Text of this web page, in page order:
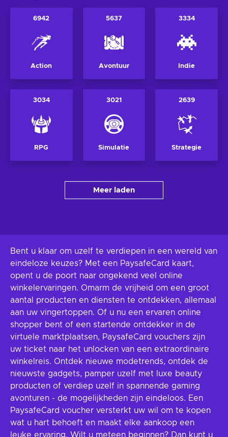
6942
Action
5637
Avontuur
3334
Indie
3034
RPG
3021
Simulatie
2639
Strategie
Meer laden
Bent u klaar om uzelf te verdiepen in een wereld van
eindeloze keuzes? Met een PaysafeCard kaart,
opent u de poort naar ongekend veel online
winkelervaringen. Omarm de vrijheid om een groot
aantal producten en diensten te ontdekken, allemaal
aan uw vingertoppen. Of u nu een ervaren online
shopper bent of een startende ontdekker in de
virtuele marktplaatsen, PaysafeCard vouchers zijn
uw ticket naar het unlocken van een extraordinaire
winkelreis. Ontdek nieuwe modetrends, ontdek de
nieuwste gadgets, pamper uzelf met luxe beauty
producten of verdiep uzelf in spannende gaming
avonturen - de mogelijkheden zijn eindeloos. Een
PaysafeCard voucher versterkt uw wil om te kopen
wat u hart behoeft en maakt elke aankoop een
leuke ervaring. Wilt u meteen beginnen? Dan kunt u